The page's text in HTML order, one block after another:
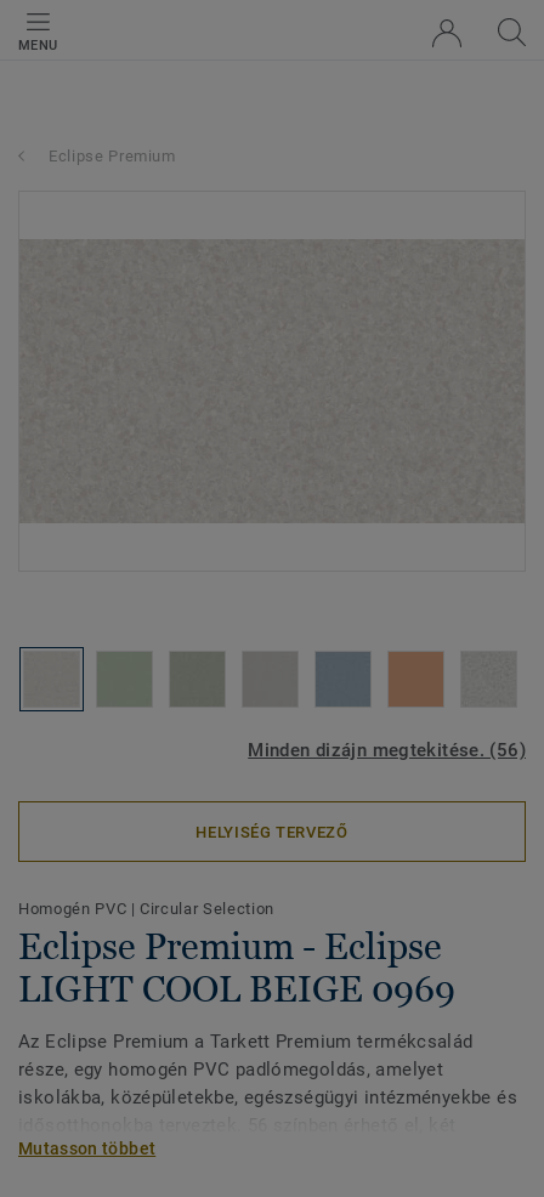
MENU
Eclipse Premium
Minden dizájn megtekitése. (56)
HELYISÉG TERVEZŐ
Homogén PVC | Circular Selection
Eclipse Premium - Eclipse
LIGHT COOL BEIGE 0969
Az Eclipse Premium a Tarkett Premium termékcsalád
része, egy homogén PVC padlómegoldás, amelyet
iskolákba, középületekbe, egészségügyi intézményekbe és
designváltozatban: Classic és Spirit. A Classic világos és
Mutasson többet